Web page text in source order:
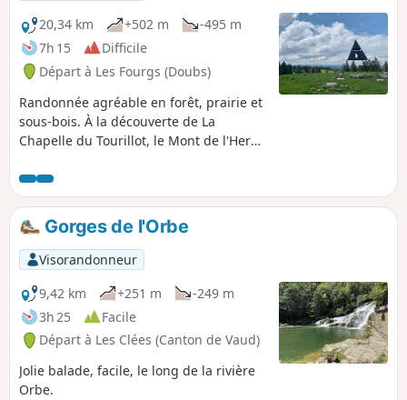
20,34 km
+502 m
-495 m
7h 15
Difficile
Départ à Les Fourgs (Doubs)
Randonnée agréable en forêt, prairie et
sous-bois. À la découverte de La
Chapelle du Tourillot, le Mont de l'Herba
des Aiguilles de Baulmes, du Chasseron
et des éoliennes de Sainte-Croix. N.B.
Vous traverserez beaucoup de champs
avec du bétail. Refermez bien les
barrières, fils, après votre passage. Il y a
beaucoup de points de passage, car les
sentiers sont parfois sans balisage, ou à
peine visibles. Je vous conseille d'avoir
la trace gpx de cette randonnée, pour
plus de sérénité.
Gorges de l'Orbe
Visorandonneur
9,42 km
+251 m
-249 m
3h 25
Facile
Départ à Les Clées (Canton de Vaud)
Jolie balade, facile, le long de la rivière
Orbe.